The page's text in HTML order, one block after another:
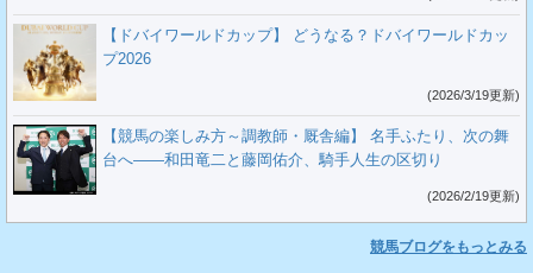
【ドバイワールドカップ】 どうなる？ドバイワールドカッ
プ2026
(2026/3/19更新)
【競馬の楽しみ方～調教師・厩舎編】 名手ふたり、次の舞
台へ――和田竜二と藤岡佑介、騎手人生の区切り
(2026/2/19更新)
競馬ブログをもっとみる